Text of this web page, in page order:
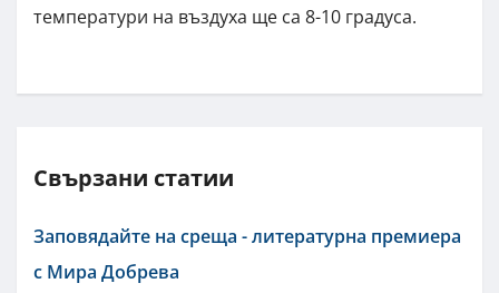
температури на въздуха ще са 8-10 градуса.
Свързани статии
Заповядайте на среща - литературна премиера
с Мира Добрева